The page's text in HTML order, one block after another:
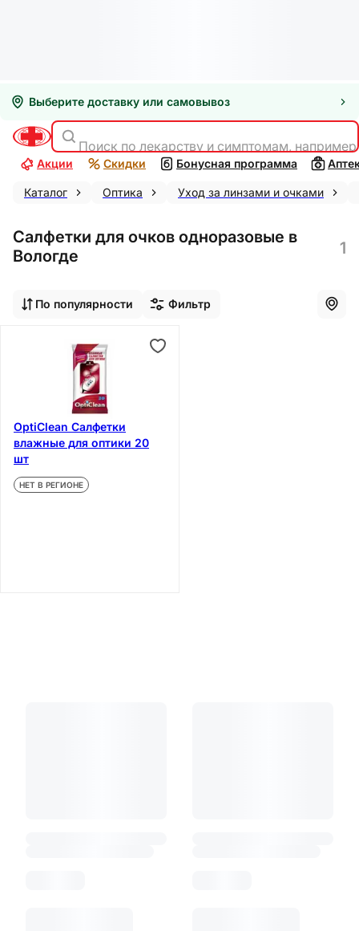
Выберите доставку или самовывоз
Поиск по лекарству и симптомам,
Акции Скидки Бонусная программа
Каталог Оптика Уход за линзами и очками
Салфетки для очков одноразовые в
Вологде
1
По популярности Фильтр
OptiClean Салфетки
влажные для оптики 20
шт
НЕТ В РЕГИОНЕ